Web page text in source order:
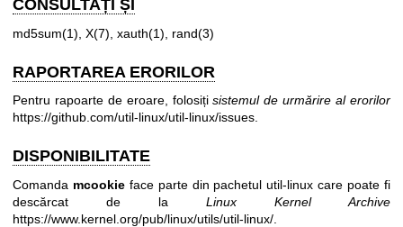
CONSULTAȚI ȘI
md5sum(1) X(7) xauth(1) rand(3)
RAPORTAREA ERORILOR
Pentru rapoarte de eroare, folosițisistemul de urmărire al erorilor
https://github.com/util-linux/util-linux/issues
DISPONIBILITATE
Comanda mcookieface parte din pachetul util-linux care poate fi
descărcat de la Linux Kernel Archive
https://www.kernel.org/pub/linux/utils/util-linux/